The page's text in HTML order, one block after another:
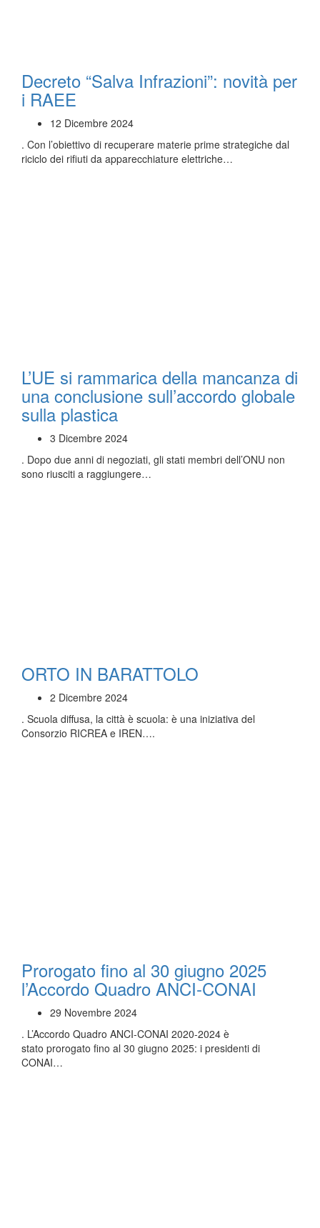
Decreto “Salva Infrazioni”: novità per
i RAEE
12 Dicembre 2024
. Con l’obiettivo di recuperare materie prime strategiche dal
riciclo dei rifiuti da apparecchiature elettriche…
L’UE si rammarica della mancanza di
una conclusione sull’accordo globale
sulla plastica
3 Dicembre 2024
. Dopo due anni di negoziati, gli stati membri dell’ONU non
sono riusciti a raggiungere…
ORTO IN BARATTOLO
2 Dicembre 2024
. Scuola diffusa, la città è scuola: è una iniziativa del
Consorzio RICREA e IREN….
Prorogato fino al 30 giugno 2025
l’Accordo Quadro ANCI-CONAI
29 Novembre 2024
. L’Accordo Quadro ANCI-CONAI 2020-2024 è
stato prorogato fino al 30 giugno 2025: i presidenti di
CONAI…